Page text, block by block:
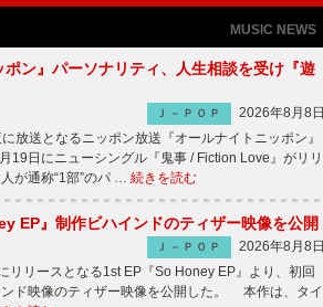
MUSIC NEWS
ン』パーソナリティ、人生相談を受け『遊
Ｊ－ＰＯＰ
2026年8月8日
放送となるニッポン放送『オールナイトニッポン』
日にニューシングル『鬼事 / Fiction Love』がリリ
が通称“1部”のパ … 続きを読む
EP』制作ビハインドのティザー映像を公開
Ｊ－ＰＯＰ
2026年8月8日
リースとなる1st EP『So Honey EP』より、初回
ド映像のティザー映像を公開した。 本作は、タイ